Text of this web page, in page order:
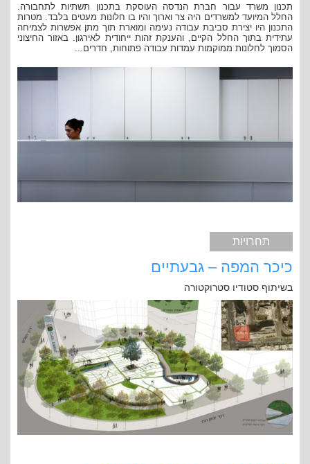
תכנון משרד עבור חברת הנדסה העוסקת בתכנון תשתיות לתחבורה.
החלל המיועד למשרדים היה צר וארוך והיו בו חלונות מעטים בלבד. מטרות
התכנון היו יצירת סביבת עבודה נעימה ומוארת תוך מתן אפשרות לצמיחה
עתידית בתוך החלל הקיים, והענקת זהות ייחודית לאירגון. באזור החיצוני
הסמוך לחלונות ממוקמות עמדות עבודה פתוחות, חדרים...
תחרויות
כיכר המפה – גבעתיים
בשיתוף סטודיו סטרוקטורה